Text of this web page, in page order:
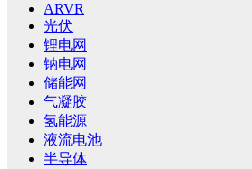
ARVR
光伏
锂电网
钠电网
储能网
气凝胶
氢能源
液流电池
半导体